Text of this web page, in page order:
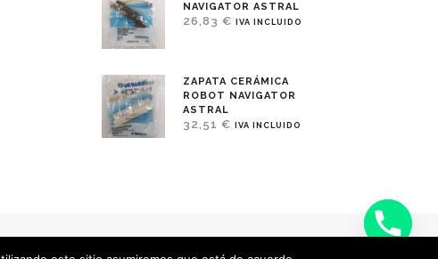
NAVIGATOR ASTRAL
26,83 € IVA INCLUIDO
ZAPATA CERÁMICA
ROBOT NAVIGATOR
ASTRAL
32,51 € IVA INCLUIDO